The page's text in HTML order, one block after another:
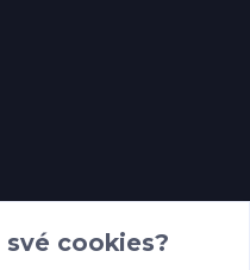
své cookies?